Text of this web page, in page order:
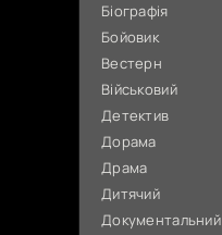
Біографія
Бойовик
Вестерн
Військовий
Детектив
Дорама
Драма
Дитячий
Документальний